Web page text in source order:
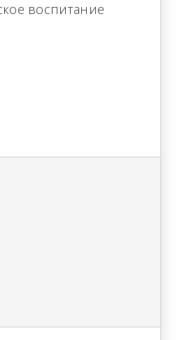
воспитание